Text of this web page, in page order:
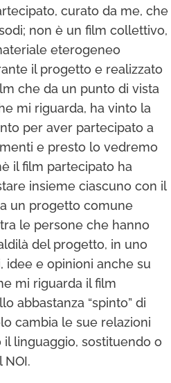
curato da me, che
non è un film collettivo,
eterogeneo
il progetto e realizzato
che da un punto di vista
mi riguarda, ha vinto la
per aver partecipato a
e presto lo vedremo
il film partecipato ha
insieme ciascuno con il
un progetto comune
le persone che hanno
del progetto, in uno
idee e opinioni anche su
mi riguarda il film
abbastanza “spinto” di
cambia le sue relazioni
linguaggio, sostituendo o
NOI.